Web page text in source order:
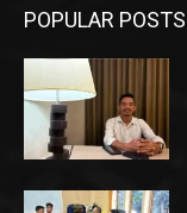
POPULAR POSTS